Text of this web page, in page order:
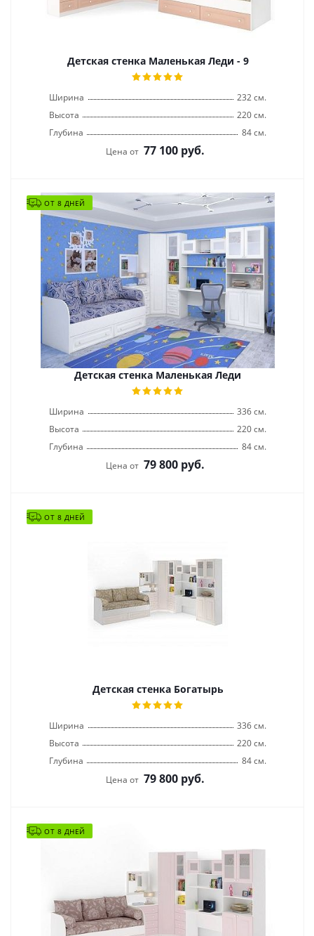
Детская стенка Маленькая Леди - 9
Ширина
232 см.
Высота
220 см.
Глубина
84 см.
Цена от 77 100 руб.
ОТ 8 ДНЕЙ
Детская стенка Маленькая Леди
Ширина
336 см.
Высота
220 см.
Глубина
84 см.
Цена от 79 800 руб.
ОТ 8 ДНЕЙ
Детская стенка Богатырь
Ширина
336 см.
Высота
220 см.
Глубина
84 см.
Цена от 79 800 руб.
ОТ 8 ДНЕЙ